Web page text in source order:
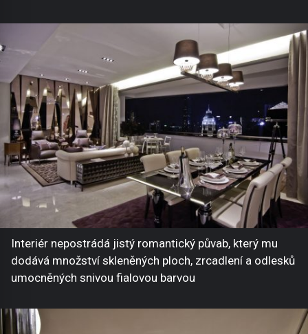
Interiér nepostrádá jistý romantický půvab, který mu
dodává množství skleněných ploch, zrcadlení a odlesků
umocněných snivou fialovou barvou